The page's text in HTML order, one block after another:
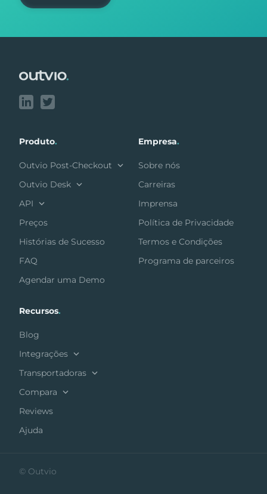
Produto.
Outvio Post-Checkout
Outvio Desk
API
Preços
Histórias de Sucesso
FAQ
Agendar uma Demo
Empresa.
Sobre nós
Carreiras
Imprensa
Política de Privacidade
Termos e Condições
Programa de parceiros
Recursos.
Blog
Integrações
Transportadoras
Compara
Reviews
Ajuda
© Outvio